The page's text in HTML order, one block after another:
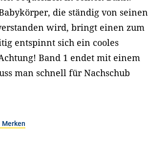
die ständig von seinen
wird, bringt einen zum
entspinnt sich ein cooles
Band 1 endet mit einem
man schnell für Nachschub
Merken